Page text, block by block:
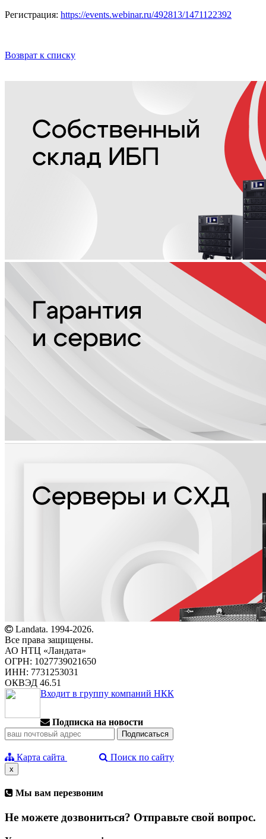
Регистрация: https://events.webinar.ru/492813/1471122392
Возврат к списку
Landata. 1994-2026.
Все права защищены.
АО НТЦ «Ландата»
ОГРН: 1027739021650
ИНН: 7731253031
ОКВЭД 46.51
Входит в группу компаний НКК
Подписка на новости
Карта сайта Поиск по сайту
x
Мы вам перезвоним
Не можете дозвониться? Отправьте свой вопрос.